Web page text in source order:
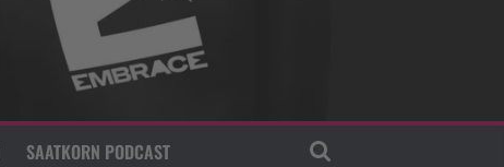
SAATKORN PODCAST